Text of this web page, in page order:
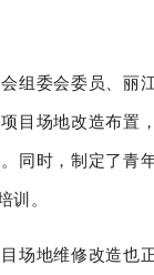
组委会委员、丽
目场地改造布置
。同时，制定了青
。
场地维修改造